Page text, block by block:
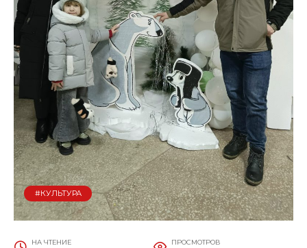
#КУЛЬТУРА
НА ЧТЕНИЕ ПРОСМОТРОВ